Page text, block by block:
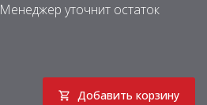
Менеджер уточнит остаток
Добавить корзину